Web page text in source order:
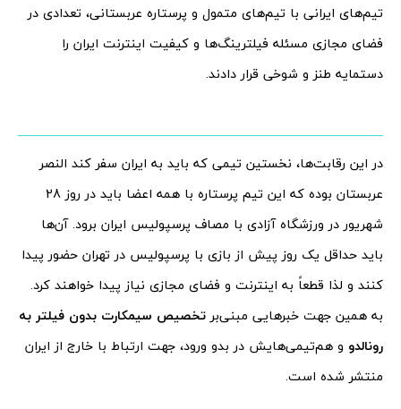
تیم‌های ایرانی با تیم‌های متمول و پرستاره عربستانی، تعدادی در
فضای مجازی مسئله فیلترینگ‌ها و کیفیت اینترنت ایران را
دستمایه طنز و شوخی قرار دادند.
در این رقابت‌ها، نخستین تیمی که باید به ایران سفر کند النصر
عربستان بوده که این تیم پرستاره با همه اعضا باید در روز 28
شهریور در ورزشگاه آزادی با مصاف پرسپولیس ایران برود. آن‌ها
باید حداقل یک روز پیش از بازی با پرسپولیس در تهران حضور پیدا
کنند و لذا قطعاً به اینترنت و فضای مجازی نیاز پیدا خواهند کرد.
به همین جهت خبرهایی مبنی‌برتخصیص سیمکارت بدون فیلتر به
رونالدو و هم‌تیمی‌هایش در بدو ورود، جهت ارتباط با خارج از ایران
منتشر شده است.